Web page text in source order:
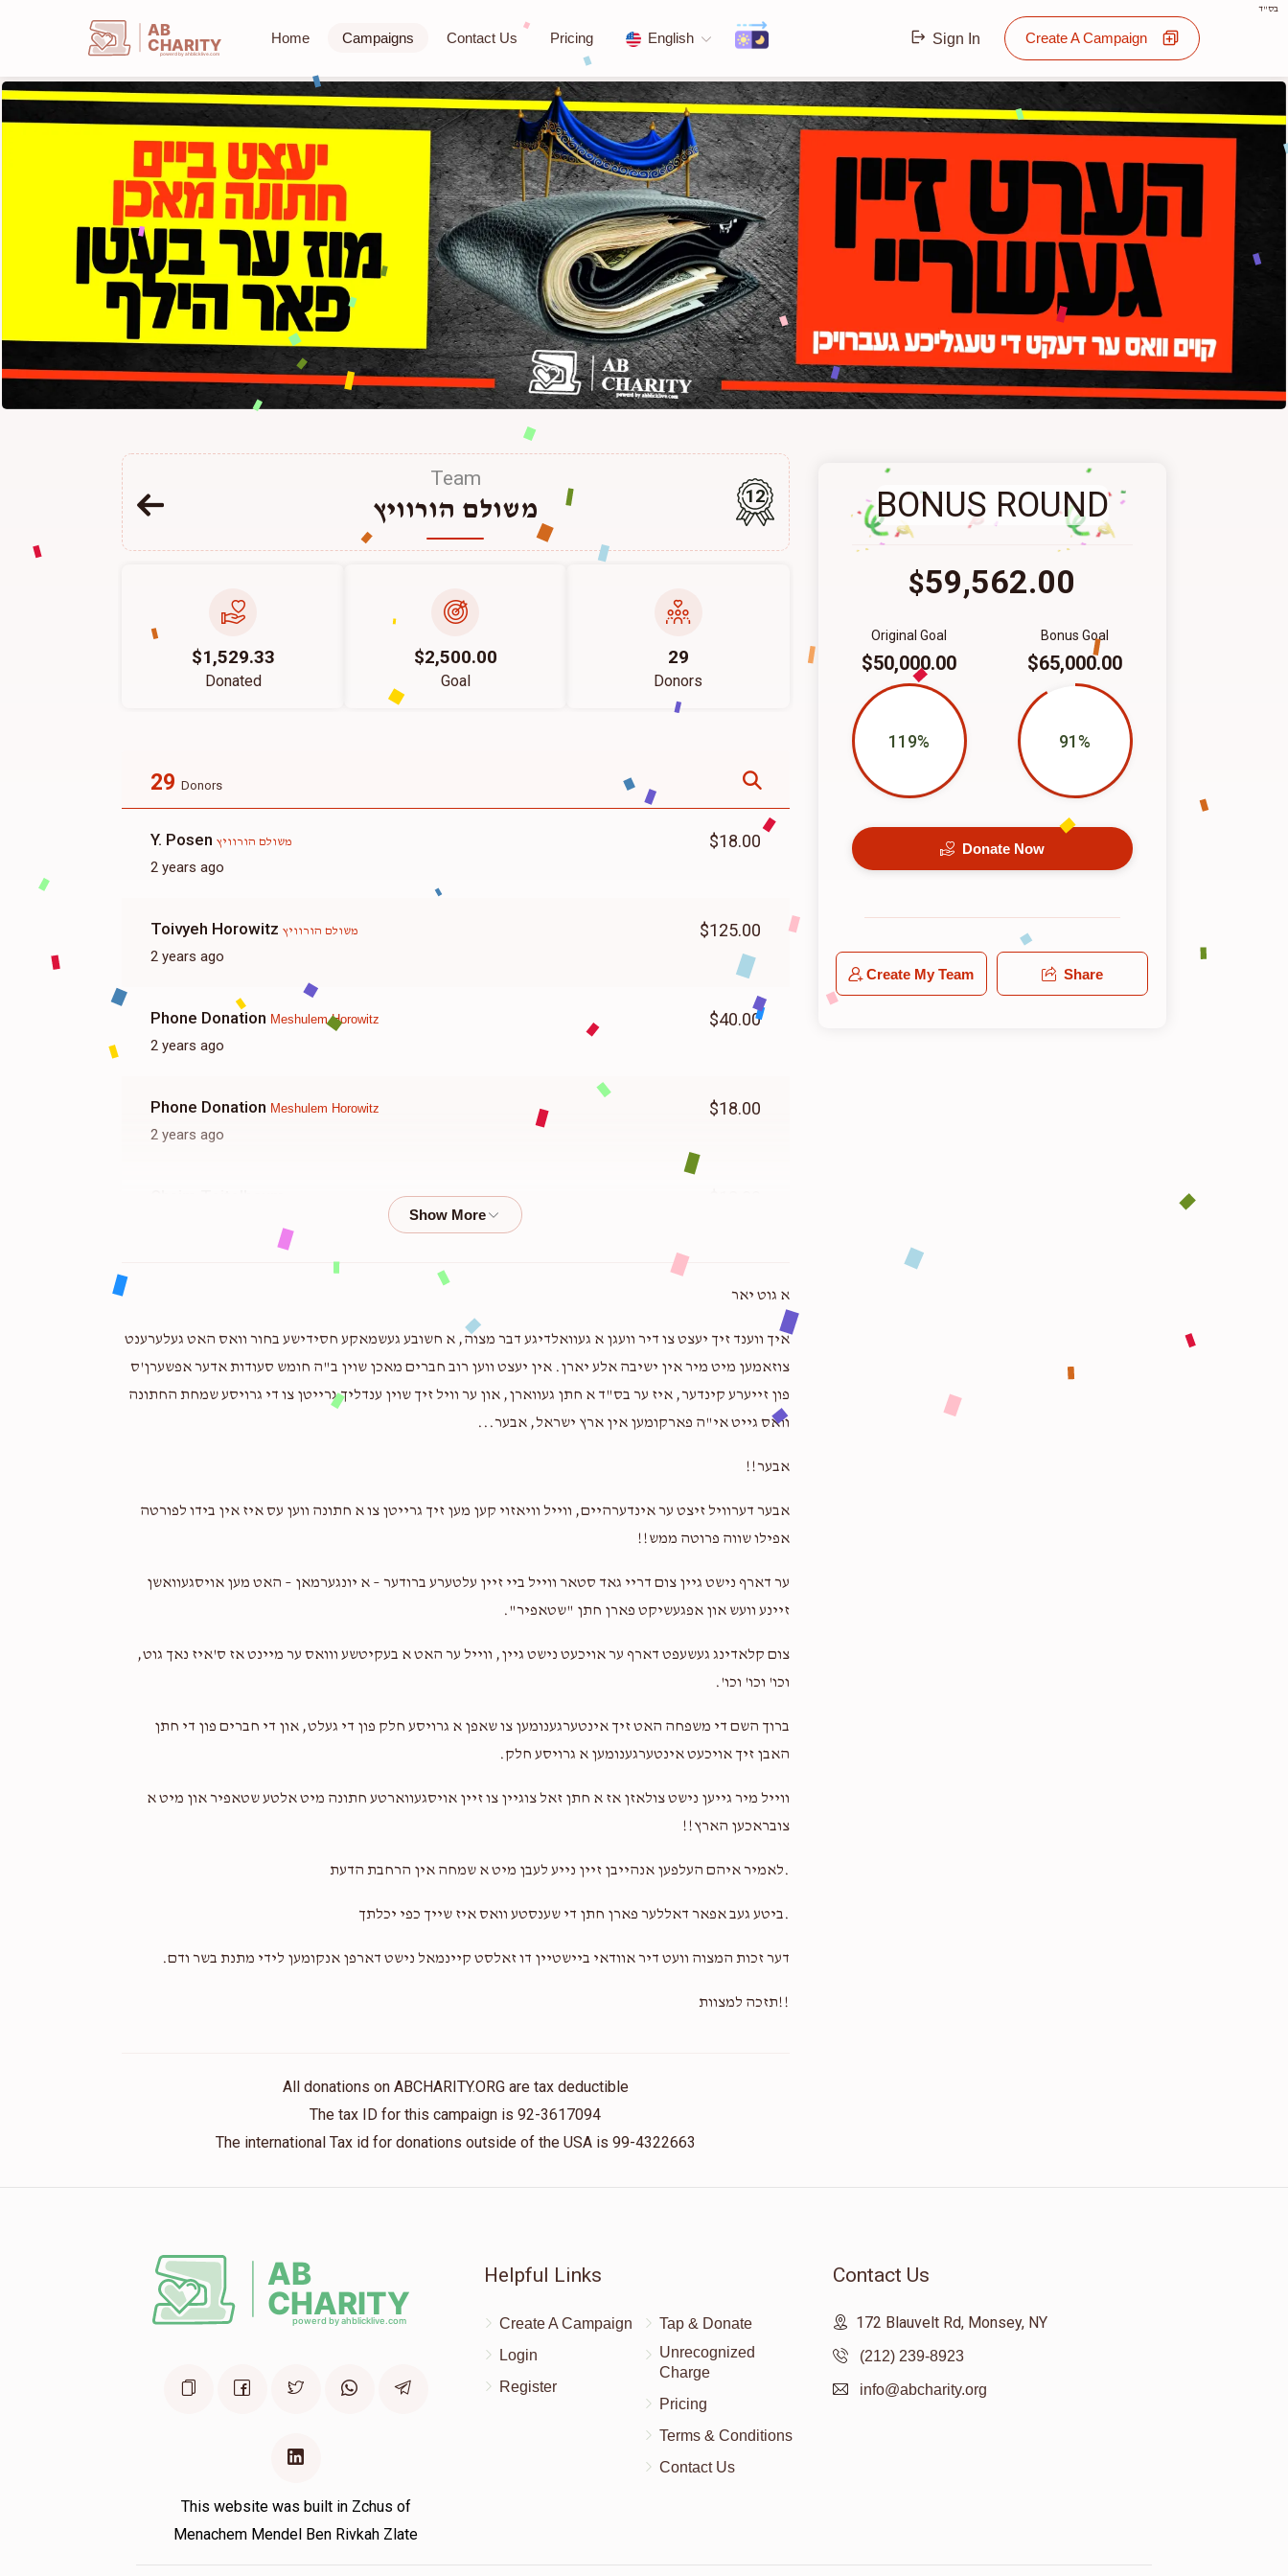
בס"ד
AB
CHARITY
powerd by ahblicklive.com
Home Campaigns Contact Us Pricing English Sign In Create A Campaign
Team
משולם הורוויץ 12
$1,529.33
Donated
$2,500.00
Goal
29
Donors
29 Donors
Y. Posen משולם הורוויץ
2 years ago
$18.00
Toivyeh Horowitz משולם הורוויץ
2 years ago
$125.00
Phone Donation Meshulem Horowitz
2 years ago
$40.00
Phone Donation Meshulem Horowitz
2 years ago
$18.00
משולם הורוויץ, משה יוסף טייטלבוים
$50.00
ראפשיצער רב יעקב נתן הורוויץ, משולם הורוויץ
2 years ago
$12.50
$50.00
א גוט יאר
איך ווענד זיך יעצט צו דיר וועגן א געוואלדיגע דבר מצוה, א חשובע געשמאקע חסידישע בחור וואס האט געלערענט
צוזאמען מיט מיר אין ישיבה אלע יארן. אין יעצט ווען רוב חברים מאכן שוין ב"ה חומש סעודות אדער אפשערן'ס
פון זייערע קינדער, איז ער בס"ד א חתן געווארן, און ער וויל זיך שוין ענדליך גרייטן צו די גרויסע שמחת החתונה
וואס גייט אי"ה פארקומען אין ארץ ישראל, אבער...
אבער!!
אבער דערוויל זיצט ער אינדערהיים, ווייל וויאזוי קען מען זיך גרייטן צו א חתונה ווען עס איז אין בידו לפורטה
אפילו שווה פרוטה ממש!!
ער דארף נישט גיין צום דריי גאד סטאר ווייל ביי זיין עלטערע ברודער – א יונגערמאן – האט מען אויסגעוואשן
זיינע וועש און אפגעשיקט פארן חתן "שטאפיר".
צום קלאדינג געשעפט דארף ער אויכעט נישט גיין, ווייל ער האט א בעקיטשע ווואס ער מיינט אז ס'איז נאך גוט,
וכו' וכו' וכו'.
ברוך השם די משפחה האט זיך אינטערגענומען צו שאפן א גרויסע חלק פון די געלט, און די חברים פון די חתן
האבן זיך אויכעט אינטערגענומען א גרויסע חלק.
ווייל מיר גייען נישט צולאזן אז א חתן זאל צוגיין צו זיין אויסגעווארטע חתונה מיט אלטע שטאפיר און מיט א
צובראכען הארץ!!
.לאמיר איהם העלפען אנהייבן זיין נייע לעבן מיט א שמחה אין הרחבת הדעת
.ביטע געב אפאר דאללער פארן חתן די שענסטע וואס איז שייך כפי יכלתך
דער זכות המצוה וועט דיר אוודאי ביישטיין דו זאלסט קיינמאל נישט דארפן אנקומען לידי מתנת בשר ודם.
!!תזכה למצוות
All donations on ABCHARITY.ORG are tax deductible
The tax ID for this campaign is 92-3617094
The international Tax id for donations outside of the USA is 99-4322663
BONUS ROUND
$59,562.00
Bonus Goal
$65,000.00
91%
Original Goal
$50,000.00
119%
Donate Now
Create My Team Share
This website was built in Zchus of
Menachem Mendel Ben Rivkah Zlate
Helpful Links
Create A Campaign
Login
Register
Tap & Donate
Unrecognized
Charge
Pricing
Terms & Conditions
Contact Us
Contact Us
172 Blauvelt Rd, Monsey, NY
(212) 239-8923
info@abcharity.org